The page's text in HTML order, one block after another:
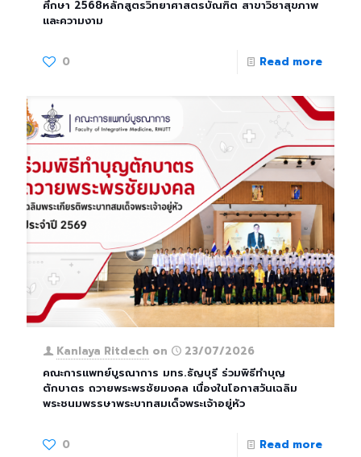
ศึกษา 2568หลักสูตรวิทยาศาสตรบัณฑิต สาขาวิชาสุขภาพ
และความงาม
0 Read more
Kanlaya Ritdech on
23/07/2026
คณะการแพทย์บูรณาการ มทร.ธัญบุรี ร่วมพิธีทำบุญ
ตักบาตร ถวายพระพรชัยมงคล เนื่องในโอกาสวันเฉลิม
พระชนมพรรษาพระบาทสมเด็จพระเจ้าอยู่หัว
0 Read more